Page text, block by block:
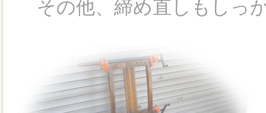
その他、締め直しもしっ